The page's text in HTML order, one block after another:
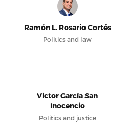
Ramón L. Rosario Cortés
Politics and law
Víctor García San
Inocencio
Politics and justice